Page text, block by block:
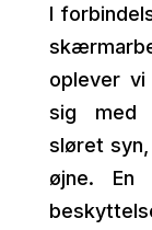
I
oplever
sig med
sløret
øjne. En